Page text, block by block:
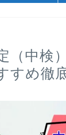
（中検
すめ徹